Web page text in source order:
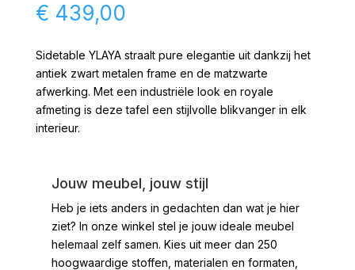
€ 439,00
Sidetable YLAYA straalt pure elegantie uit dankzij het
antiek zwart metalen frame en de matzwarte
afwerking. Met een industriële look en royale
afmeting is deze tafel een stijlvolle blikvanger in elk
interieur.
Jouw meubel, jouw stijl
Heb je iets anders in gedachten dan wat je hier
ziet? In onze winkel stel je jouw ideale meubel
helemaal zelf samen. Kies uit meer dan 250
hoogwaardige stoffen, materialen en formaten,